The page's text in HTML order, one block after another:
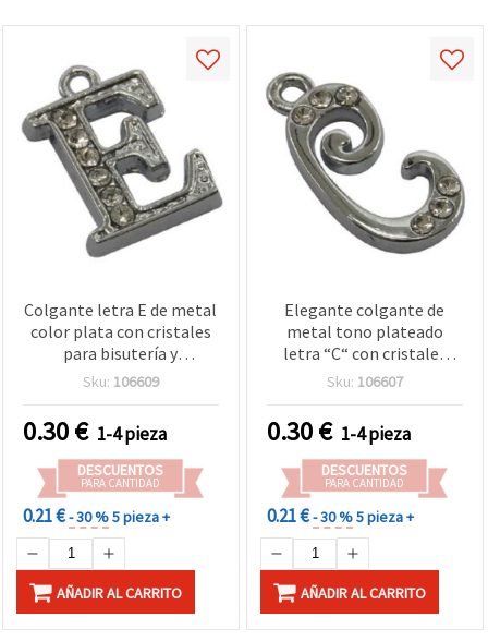
Colgante letra E de metal
color plata con cristales
para bisutería y
manualidades, 15 x 10,5 x
Sku: 106609
0.30€ 1-4 pieza
DESCUENTOS
PARA CANTIDAD
0.21 €- 30 %5 pieza +
AÑADIR AL CARRITO
Elegante colgante de
metal tono plateado
letra “C“ con cristales
brillantes, 21x11x2,5 mm,
para bisutería y
manualidades DIY
Sku: 106607
0.30€ 1-4 pieza
DESCUENTOS
PARA CANTIDAD
0.21 €- 30 %5 pieza +
AÑADIR AL CARRITO